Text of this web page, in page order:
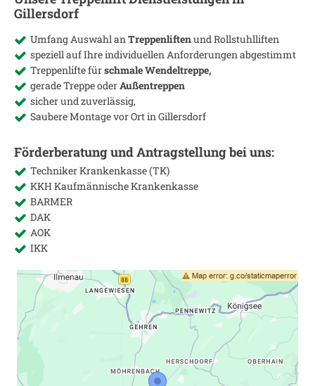
Gillersdorf
Umfang Auswahl anTreppenliftenund Rollstuhlliften
speziell auf Ihre individuellen Anforderungen abgestimmt
Treppenlifte fürschmale Wendeltreppe,
gerade Treppe oderAußentreppen
sicher und zuverlässig,
Saubere Montage vor Ort inGillersdorf
Förderberatung und Antragstellung bei uns:
Techniker Krankenkasse (TK)
KKH Kaufmännische Krankenkasse
BARMER
DAK
AOK
IKK